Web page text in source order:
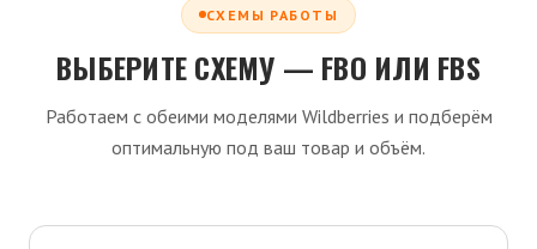
СХЕМЫ РАБОТЫ
ВЫБЕРИТЕ СХЕМУ — FBO ИЛИ FBS
Работаем с обеими моделями Wildberries и подберём
оптимальную под ваш товар и объём.